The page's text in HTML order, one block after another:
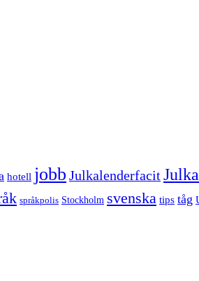
hotell jobb Julkalenderfacit
språkpolis Stockholm svenska tips tåg